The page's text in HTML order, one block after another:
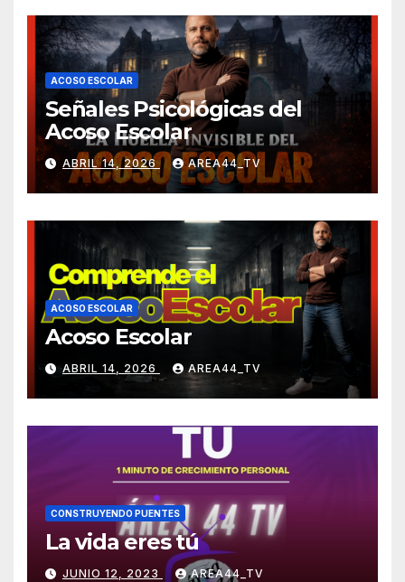
ACOSO ESCOLAR
Señales Psicológicas del
Acoso Escolar
ABRIL 14, 2026 AREA44_TV
ACOSO ESCOLAR
Acoso Escolar
ABRIL 14, 2026 AREA44_TV
CONSTRUYENDO PUENTES
La vida eres tú
JUNIO 12, 2023 AREA44_TV